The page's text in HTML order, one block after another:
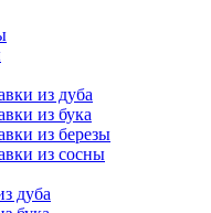
из дуба
из бука
из березы
из сосны
дуба